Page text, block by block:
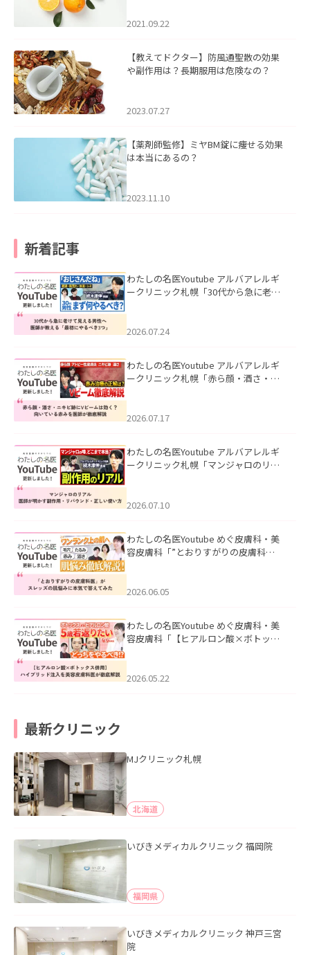
2021.09.22
【教えてドクター】防風通聖散の効果
や副作用は？長期服用は危険なの？
2023.07.27
【薬剤師監修】ミヤBM錠に痩せる効果
は本当にあるの？
2023.11.10
新着記事
わたしの名医Youtube アルバアレルギ
ークリニック札幌「30代から急に老け
た。
2026.07.24
わたしの名医Youtube アルバアレルギ
ークリニック札幌「赤ら顔・酒さ・ニ
した。
2026.07.17
わたしの名医Youtube アルバアレルギ
ークリニック札幌「マンジャロのリア
た。
2026.07.10
わたしの名医Youtube めぐ皮膚科・美
容皮膚科「”とおりすがりの皮膚科
2026.06.05
わたしの名医Youtube めぐ皮膚科・美
容皮膚科「【ヒアルロン酸×ボトック
た。
2026.05.22
最新クリニック
MJクリニック札幌
北海道
いびきメディカルクリニック 福岡院
福岡県
いびきメディカルクリニック 神戸三宮
院